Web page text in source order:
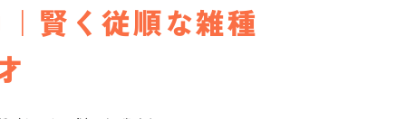
賢く従順な雑種